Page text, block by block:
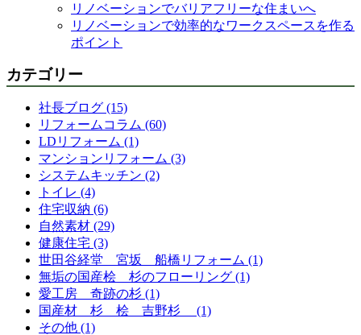
リノベーションでバリアフリーな住まいへ
リノベーションで効率的なワークスペースを作る
ポイント
カテゴリー
社長ブログ (15)
リフォームコラム (60)
LDリフォーム (1)
マンションリフォーム (3)
システムキッチン (2)
トイレ (4)
住宅収納 (6)
自然素材 (29)
健康住宅 (3)
世田谷経堂 宮坂 船橋リフォーム (1)
無垢の国産桧 杉のフローリング (1)
愛工房 奇跡の杉 (1)
国産材 杉 桧 吉野杉 (1)
その他 (1)